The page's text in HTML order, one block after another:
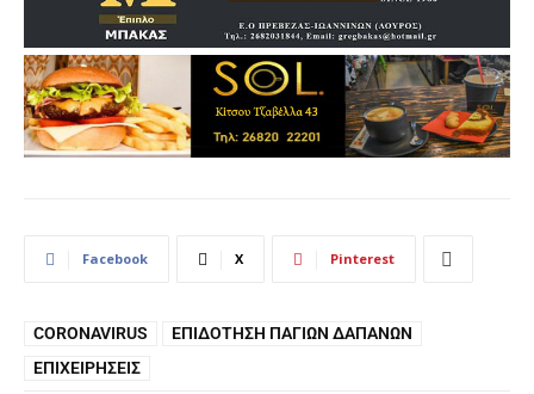
Facebook X Pinterest
CORONAVIRUS
ΕΠΙΔΌΤΗΣΗ ΠΆΓΙΩΝ ΔΑΠΑΝΏΝ
ΕΠΙΧΕΙΡΉΣΕΙΣ